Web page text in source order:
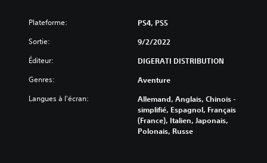
Plateforme: PS4, PS5
Sortie: 9/2/2022
Éditeur: DIGERATI DISTRIBUTION
Genres: Aventure
Langues à l'écran:
Allemand, Anglais, Chinois -
simplifié, Espagnol, Français
(France), Italien, Japonais,
Polonais, Russe